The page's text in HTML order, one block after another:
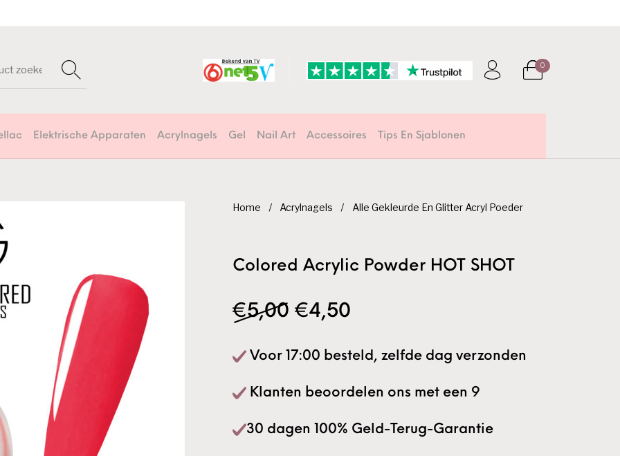
0
Elektrische Apparaten Acrylnagels Gel Nail Art Accessoires Tips En Sjablonen
Home / Acrylnagels / Alle Gekleurde En Glitter Acryl Poeder
Colored Acrylic Powder HOT SHOT
€5,00 Oorspronkelijke prijs was: €5,00.
€4,50Huidige prijs is: €4,50.
Voor 17:00 besteld, zelfde dag verzonden
Klanten beoordelen ons met een 9
30 dagen 100% Geld-Terug-Garantie